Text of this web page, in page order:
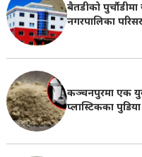
बैतडीको
नगरपालिका
कञ्चनपुरमा एक
प्लास्टिकका